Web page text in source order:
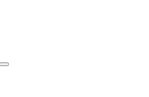
Search